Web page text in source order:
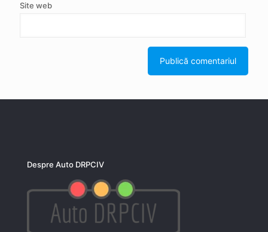
Site web
Despre Auto DRPCIV